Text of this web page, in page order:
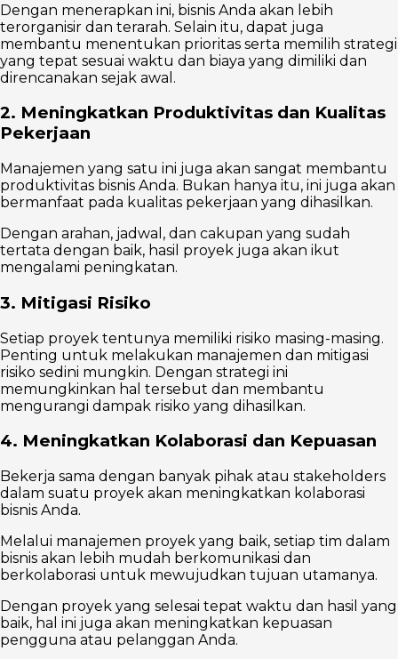
Dengan menerapkan ini, bisnis Anda akan lebih
terorganisir dan terarah. Selain itu, dapat juga
membantu menentukan prioritas serta memilih strategi
yang tepat sesuai waktu dan biaya yang dimiliki dan
direncanakan sejak awal.
2. Meningkatkan Produktivitas dan Kualitas
Pekerjaan
Manajemen yang satu ini juga akan sangat membantu
produktivitas bisnis Anda. Bukan hanya itu, ini juga akan
bermanfaat pada kualitas pekerjaan yang dihasilkan.
Dengan arahan, jadwal, dan cakupan yang sudah
tertata dengan baik, hasil proyek juga akan ikut
mengalami peningkatan.
3. Mitigasi Risiko
Setiap proyek tentunya memiliki risiko masing-masing.
Penting untuk melakukan manajemen dan mitigasi
risiko sedini mungkin. Dengan strategi ini
memungkinkan hal tersebut dan membantu
mengurangi dampak risiko yang dihasilkan.
4. Meningkatkan Kolaborasi dan Kepuasan
Bekerja sama dengan banyak pihak atau stakeholders
dalam suatu proyek akan meningkatkan kolaborasi
bisnis Anda.
Melalui manajemen proyek yang baik, setiap tim dalam
bisnis akan lebih mudah berkomunikasi dan
berkolaborasi untuk mewujudkan tujuan utamanya.
Dengan proyek yang selesai tepat waktu dan hasil yang
baik, hal ini juga akan meningkatkan kepuasan
pengguna atau pelanggan Anda.